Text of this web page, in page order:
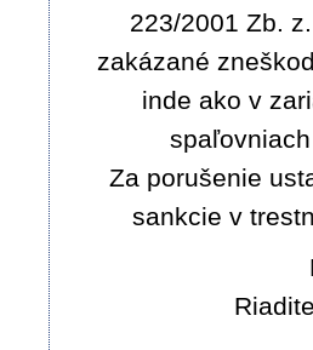
223/2001 Zb.
zakázané
inde ako v
Za porušenie
sankcie v